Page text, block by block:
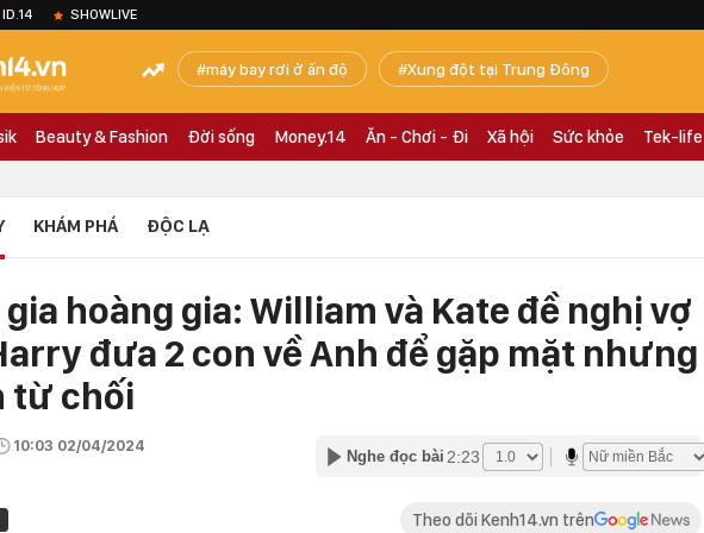
ID.14 SHOWLIVE
máy bay rơi ở ấn độ Xung đột tại Trung Đông
Beauty & Fashion Đời sống Money.14 Ăn - Chơi - Đi Xã hội Sức khỏe Tek-life
KHÁM PHÁ ĐỘC LẠ
hoàng gia: William và Kate đề nghị vợ
đưa 2 con về Anh để gặp mặt nhưng
từ chối
10:03 02/04/2024
Nghe đọc bài 2:23
Theo dõi Kenh14.vn trên